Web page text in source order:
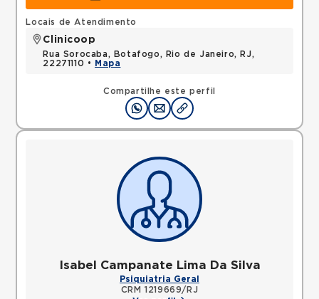
Compartilhe este perfil
Locais de Atendimento
Clinicoop
Rua Sorocaba, Botafogo, Rio de Janeiro, RJ,
22271110 •
Mapa
Isabel Campanate Lima Da Silva
Psiquiatria Geral
CRM 1219669/RJ